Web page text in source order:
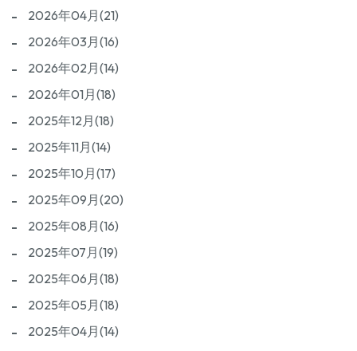
2026年04月(21)
2026年03月(16)
2026年02月(14)
2026年01月(18)
2025年12月(18)
2025年11月(14)
2025年10月(17)
2025年09月(20)
2025年08月(16)
2025年07月(19)
2025年06月(18)
2025年05月(18)
2025年04月(14)